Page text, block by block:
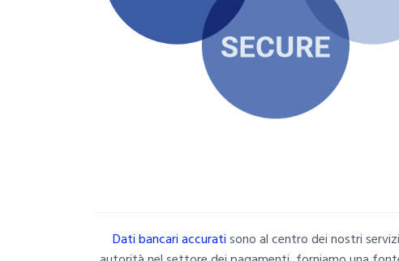
Dati bancari accuratisono al centro dei nostri